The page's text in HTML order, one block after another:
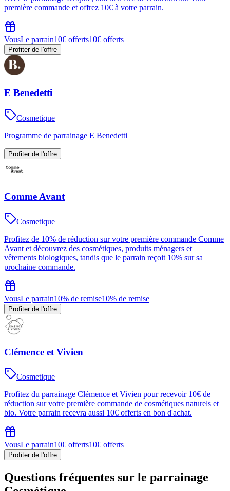
première commande et offrez 10€ à votre parrain.
VousLe parrain10€ offerts10€ offerts
Profiter de l'offre
E Benedetti
Cosmetique
Programme de parrainage E Benedetti
Profiter de l'offre
Comme Avant
Cosmetique
Profitez de 10% de réduction sur votre première commande Comme
Avant et découvrez des cosmétiques, produits ménagers et
vêtements biologiques, tandis que le parrain reçoit 10% sur sa
prochaine commande.
VousLe parrain10% de remise10% de remise
Profiter de l'offre
Clémence et Vivien
Cosmetique
Profitez du parrainage Clémence et Vivien pour recevoir 10€ de
réduction sur votre première commande de cosmétiques naturels et
bio. Votre parrain recevra aussi 10€ offerts en bon d'achat.
VousLe parrain10€ offerts10€ offerts
Profiter de l'offre
Questions fréquentes sur le parrainage